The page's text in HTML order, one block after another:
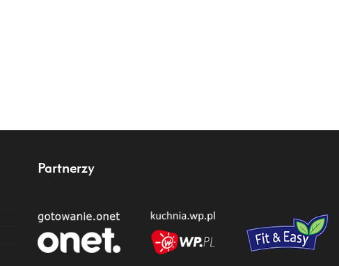
Partnerzy